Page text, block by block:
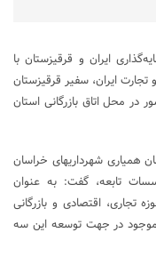
ایران و قرقیزستان با
ایران، سفیر قرقیزستان
محل اتاق بازرگانی استان
همیاری شهرداریهای خراسان
تابعه، گفت: به عنوان
سازمان همیاری کشور در بیش از ۱۲ حوزه تجاری، اقتصادی و بازرگانی
موجود در جهت توسعه این سه